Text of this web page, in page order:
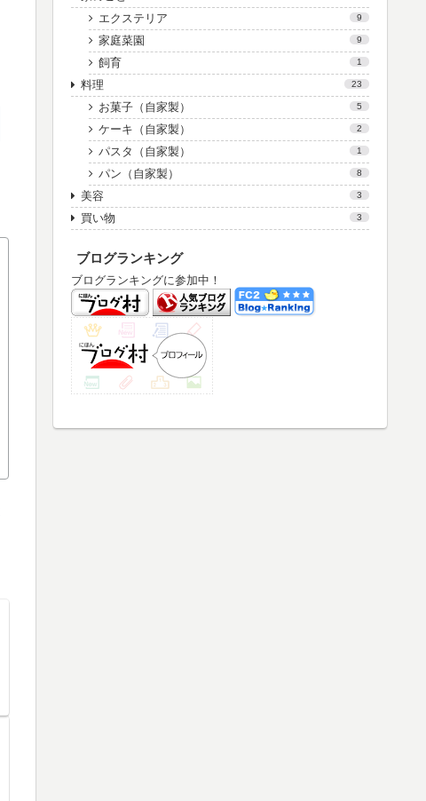
エクステリア
9
家庭菜園 9
飼育 1
料理 23
お菓子（自家製） 5
ケーキ（自家製） 2
パスタ（自家製） 1
パン（自家製） 8
美容 3
買い物 3
ブログランキング
ブログランキングに参加中！